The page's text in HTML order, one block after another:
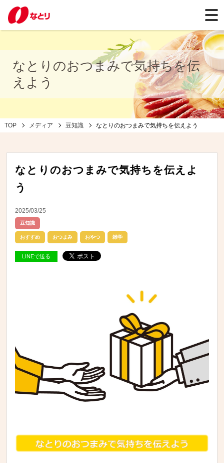
なとりのおつまみで気持ちを伝
えよう
TOP メディア 豆知識 なとりのおつまみで気持ちを伝えよう
なとりのおつまみで気持ちを伝えよ
う
2025/03/25
豆知識
おすすめ おつまみ おやつ 雑学
LINEで送る